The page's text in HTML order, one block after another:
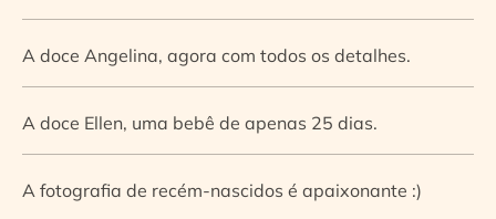
A doce Angelina, agora com todos os detalhes.
A doce Ellen, uma bebê de apenas 25 dias.
A fotografia de recém-nascidos é apaixonante :)